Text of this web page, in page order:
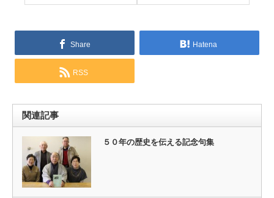
Share Hatena
RSS
関連記事
５０年の歴史を伝える記念句集